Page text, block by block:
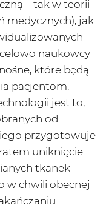
– tak w teorii
medycznych), jak
naukowcy
które będą
pacjentom.
jest to,
od
przygotowuje
uniknięcie
tkanek
w chwili obecnej